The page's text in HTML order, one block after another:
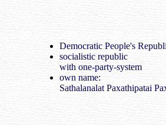
Democratic People's
socialistic republic
with one-party-system
own name:
Sathalanalat Paxathipatai